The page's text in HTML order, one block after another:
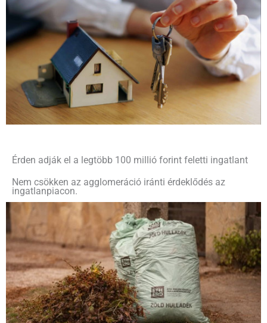
Érden adják el a legtöbb 100 millió forint feletti ingatlant
Nem csökken az agglomeráció iránti érdeklődés az
ingatlanpiacon.